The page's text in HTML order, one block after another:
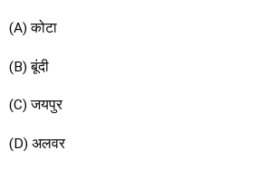
(A) कोटा
(B) बूंदी
(C) जयपुर
(D) अलवर